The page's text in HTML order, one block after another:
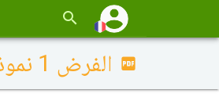
الفرض 1 نموذج 1 - الإجتماعيات أولى باك آداب وعلوم إنسانية الدورة الأولى